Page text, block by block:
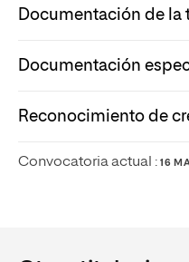
Documentación de la
Documentación
Reconocimiento de
Convocatoria actual : 16